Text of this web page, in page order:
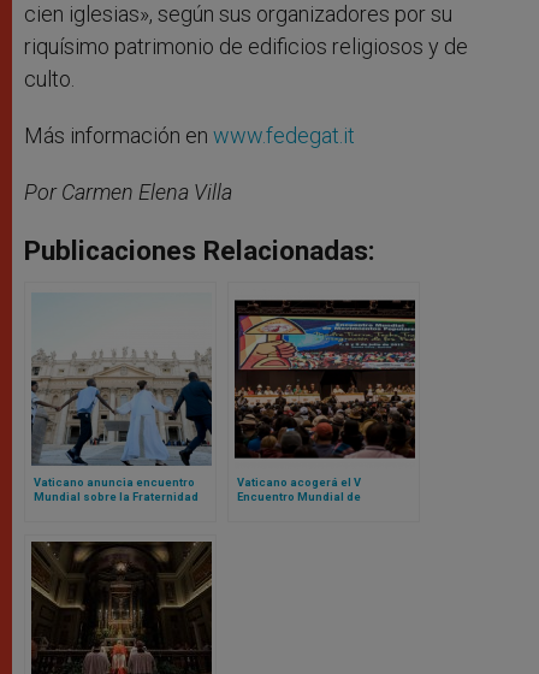
cien iglesias», según sus organizadores por su
riquísimo patrimonio de edificios religiosos y de
culto.
Más información en www.fedegat.it
Por Carmen Elena Villa
Publicaciones Relacionadas:
Vaticano anuncia encuentro
Mundial sobre la Fraternidad
Vaticano acogerá el V
Encuentro Mundial de